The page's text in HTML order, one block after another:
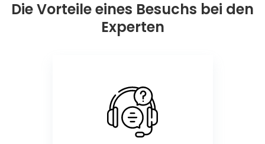
Die Vorteile eines Besuchs bei den
Experten